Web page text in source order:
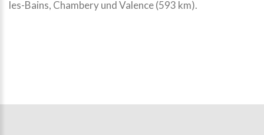
les-Bains, Chambery und Valence (593 km).